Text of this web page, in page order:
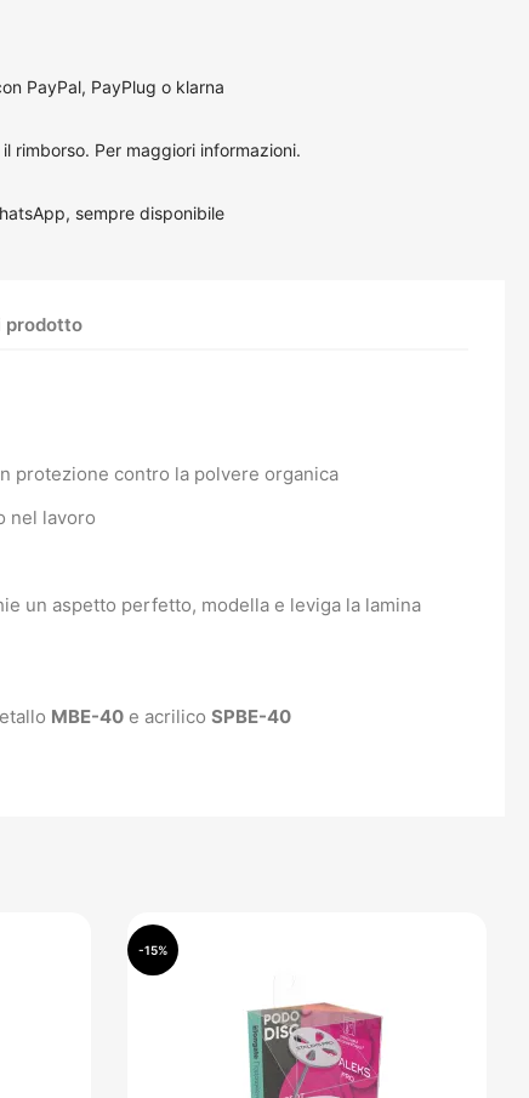
PayPal, PayPlug o klarna
rimborso. Per maggiori informazioni.
sempre disponibile
prodotto
protezione contro la polvere organica
nel lavoro
un aspetto perfetto, modella e leviga la lamina
MBE-40 e acrilico SPBE-40
-15%